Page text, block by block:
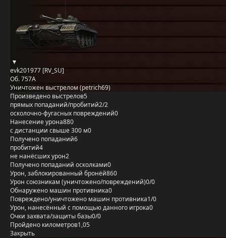
evk201977 [RV_SU]
Об. 757А
Уничтожен выстрелом (petrich69)
Произведено выстрелов5
прямых попаданий/пробитий2/2
осколочно-фугасных повреждений0
Нанесение урона880
с дистанции свыше 300 м0
Получено попаданий6
пробитий4
не нанёсших урон2
Получено попаданий осколками0
Урон, заблокированный бронёй860
Урон союзникам (уничтожено/повреждений)0/0
Обнаружено машин противника0
Повреждено/уничтожено машин противника1/0
Урон, нанесённый с помощью данного игрока0
Очки захвата/защиты базы0/0
Пройдено километров1,05
Закрыть